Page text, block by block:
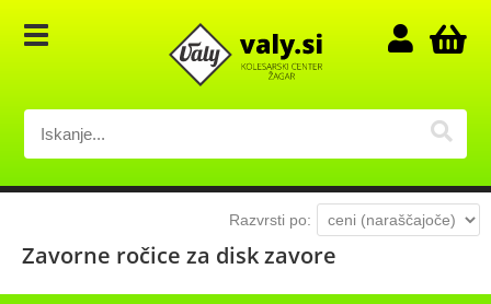
Razvrsti po:
Zavorne ročice za disk zavore